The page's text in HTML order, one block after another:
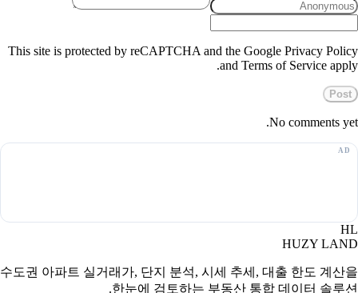
This site is protected by reCAPTCHA and the Google Privacy Policy
and Terms of Service apply.
Post
No comments yet.
HL
HUZY LAND
수도권 아파트 실거래가, 단지 분석, 시세 추세, 대출 한도 계산을
한눈에 검토하는 부동산 통합 데이터 솔루션.